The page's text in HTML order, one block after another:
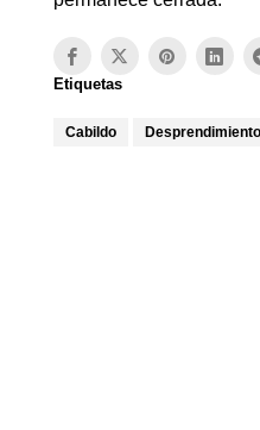
Etiquetas
Cabildo